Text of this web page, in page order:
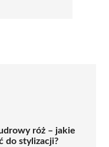
róż – jakie
do stylizacji?